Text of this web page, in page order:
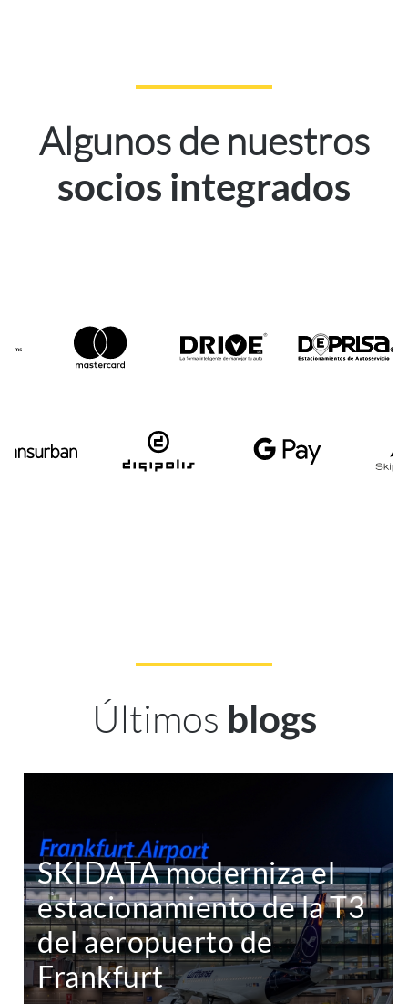
Algunos de nuestros
socios integrados
Últimos blogs
SKIDATA moderniza el
estacionamiento de la T3
del aeropuerto de
Frankfurt